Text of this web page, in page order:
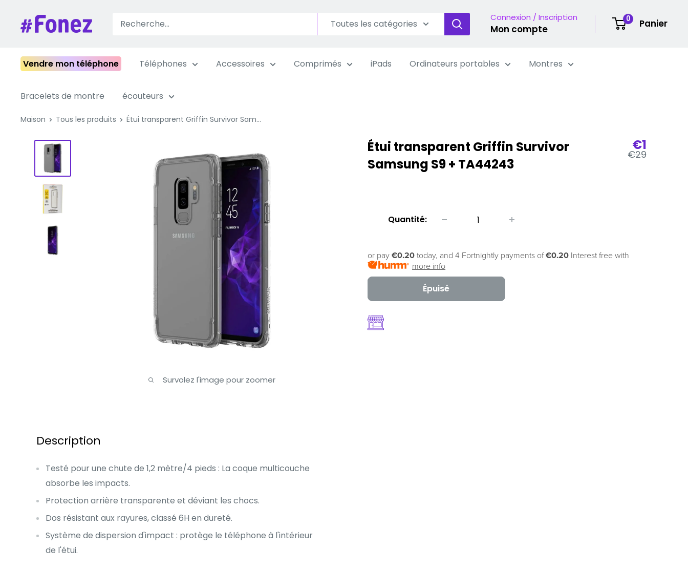
contenu
Fonez Toutes les catégories
Connexion / Inscription
Mon compte
0 Panier
Vendre mon téléphone Téléphones Accessoires Comprimés iPads Ordinateurs portables Montres
Bracelets de montre écouteurs
Maison Tous les produits Étui transparent Griffin Survivor Sam...
Survolez l'image pour zoomer
Étui transparent Griffin Survivor
Samsung S9 + TA44243
Prix
de
€1
Prix
€29
Quantité:
or pay €0.20 today, and 4 Fortnightly payments of€0.20 Interest free with
more info
Épuisé
Description
Testé pour une chute de 1,2 mètre/4 pieds : La coque multicouche
absorbe les impacts.
Protection arrière transparente et déviant les chocs.
Dos résistant aux rayures, classé 6H en dureté.
Système de dispersion d'impact : protège le téléphone à l'intérieur
de l'étui.